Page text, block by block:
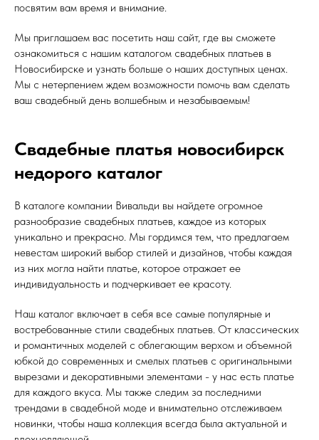
посвятим вам время и внимание.
Мы приглашаем вас посетить наш сайт, где вы сможете
ознакомиться с нашим каталогом свадебных платьев в
Новосибирске и узнать больше о наших доступных ценах.
Мы с нетерпением ждем возможности помочь вам сделать
ваш свадебный день волшебным и незабываемым!
Свадебные платья новосибирск
недорого каталог
В каталоге компании Вивальди вы найдете огромное
разнообразие свадебных платьев, каждое из которых
уникально и прекрасно. Мы гордимся тем, что предлагаем
невестам широкий выбор стилей и дизайнов, чтобы каждая
из них могла найти платье, которое отражает ее
индивидуальность и подчеркивает ее красоту.
Наш каталог включает в себя все самые популярные и
востребованные стили свадебных платьев. От классических
и романтичных моделей с облегающим верхом и объемной
юбкой до современных и смелых платьев с оригинальными
вырезами и декоративными элементами - у нас есть платье
для каждого вкуса. Мы также следим за последними
трендами в свадебной моде и внимательно отслеживаем
новинки, чтобы наша коллекция всегда была актуальной и